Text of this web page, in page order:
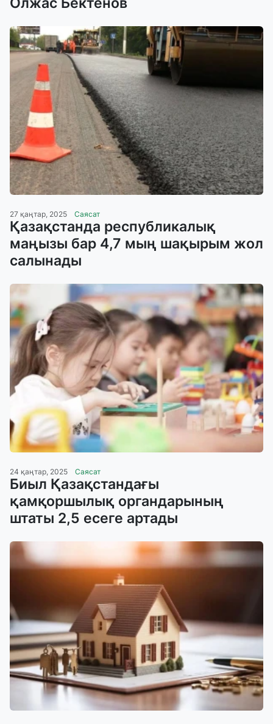
27 қаңтар, 2025 Саясат
Қазақстанда республикалық
маңызы бар 4,7 мың шақырым жол
салынады
24 қаңтар, 2025 Саясат
Биыл Қазақстандағы
қамқоршылық органдарының
штаты 2,5 есеге артады